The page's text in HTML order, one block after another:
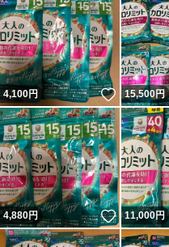
4,100円 いいね！
15,500円
4,880円 いいね！
11,000円